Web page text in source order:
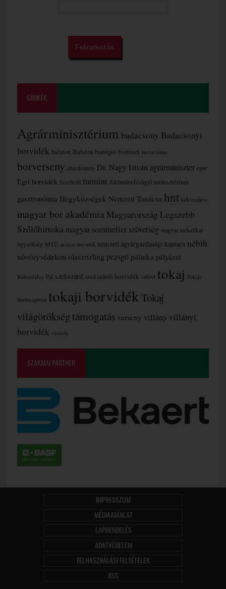
CÍMKÉK
Agrárminisztérium badacsony Badacsonyi
borvidék balaton Balaton borrégió borteszt borturizmus
borverseny chardonnay Dr. Nagy István agrárminiszter eger
Egri borvidék fesztivál furmint földművelésügyi minisztérium
gasztronómia Hegyközségek Nemzeti Tanácsa hnt kékfrankos
magyar bor akadémia Magyarország Legszebb
Szőlőbirtoka magyar sommelier szövetség magyar turisztikai
ügynökség MTÜ mátrai borvidék nemzeti agrárgazdasági kamara nébih
növényvédelem olaszrizling pezsgő pálinka pályázat
Rókusfalvy Pál szekszárd szekszárdi borvidék szüret tokaj Tokaji
Borlovagrend tokaji borvidékTokaj
világörökségtámogatás verseny villány villányi
borvidék vinitaly
SZAKMAI PARTNER
IMPRESSZUM
MÉDIAAJÁNLAT
LAPRENDELÉS
ADATVÉDELEM
FELHASZNÁLÁSI FELTÉTELEK
RSS